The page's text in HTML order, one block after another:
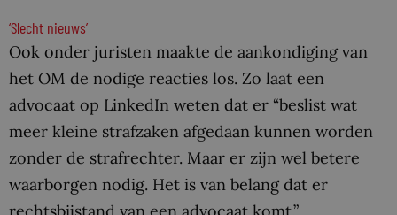
‘Slecht nieuws’
Ook onder juristen maakte de aankondiging van
het OM de nodige reacties los. Zo laat een
advocaat op LinkedIn weten dat er “beslist wat
meer kleine strafzaken afgedaan kunnen worden
zonder de strafrechter. Maar er zijn wel betere
waarborgen nodig. Het is van belang dat er
rechtsbijstand van een advocaat komt.”